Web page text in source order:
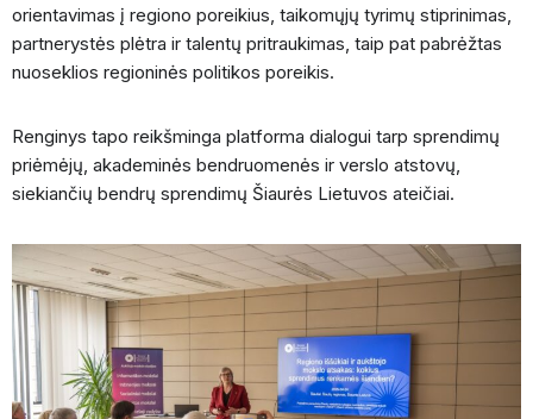
orientavimas į regiono poreikius, taikomųjų tyrimų stiprinimas,
partnerystės plėtra ir talentų pritraukimas, taip pat pabrėžtas
nuoseklios regioninės politikos poreikis.
Renginys tapo reikšminga platforma dialogui tarp sprendimų
priėmėjų, akademinės bendruomenės ir verslo atstovų,
siekiančių bendrų sprendimų Šiaurės Lietuvos ateičiai.